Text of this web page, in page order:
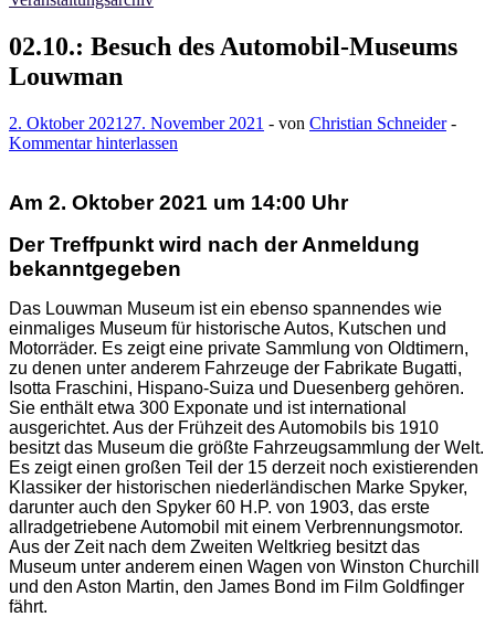
02.10.: Besuch des Automobil-Museums
Louwman
2. Oktober 2021 27. November 2021 - von Christian Schneider-
Kommentar hinterlassen
Am 2. Oktober 2021 um 14:00 Uhr
Der Treffpunkt wird nach der Anmeldung
bekanntgegeben
Das Louwman Museum ist ein ebenso spannendes wie
einmaliges Museum für historische Autos, Kutschen und
Motorräder. Es zeigt eine private Sammlung von Oldtimern,
zu denen unter anderem Fahrzeuge der Fabrikate Bugatti,
Isotta Fraschini, Hispano-Suiza und Duesenberg gehören.
Sie enthält etwa 300 Exponate und ist international
ausgerichtet. Aus der Frühzeit des Automobils bis 1910
besitzt das Museum die größte Fahrzeugsammlung der Welt.
Es zeigt einen großen Teil der 15 derzeit noch existierenden
Klassiker der historischen niederländischen Marke Spyker,
darunter auch den Spyker 60 H.P. von 1903, das erste
allradgetriebene Automobil mit einem Verbrennungsmotor.
Aus der Zeit nach dem Zweiten Weltkrieg besitzt das
Museum unter anderem einen Wagen von Winston Churchill
und den Aston Martin, den James Bond im Film Goldfinger
fährt.